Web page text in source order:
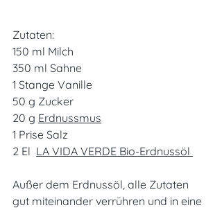
Zutaten:
150 ml Milch
350 ml Sahne
1 Stange Vanille
50 g Zucker
20 g Erdnussmus
1 Prise Salz
2 El LA VIDA VERDE Bio-Erdnussöl
Außer dem Erdnussöl, alle Zutaten
gut miteinander verrühren und in eine